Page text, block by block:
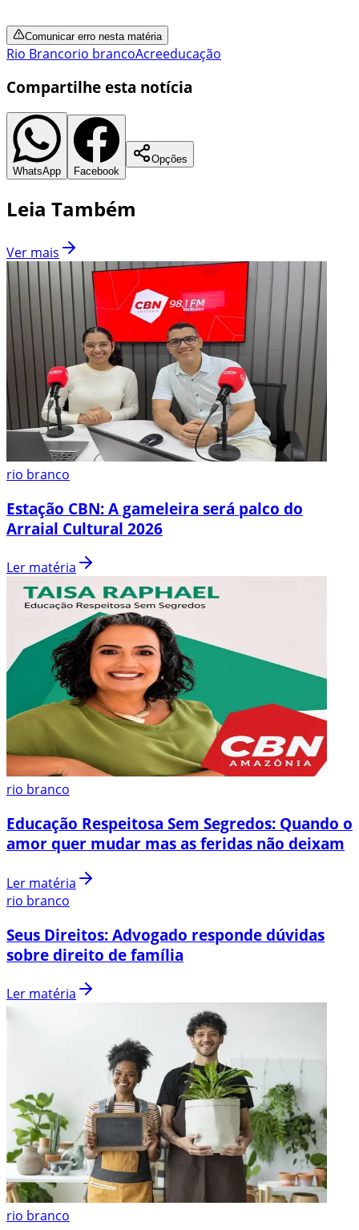
Comunicar erro nesta matéria
Rio Brancorio brancoAcreeducação
Compartilhe esta notícia
WhatsApp Facebook
Opções
Leia Também
Ver mais
rio branco
Estação CBN: A gameleira será palco do
Arraial Cultural 2026
Ler matéria
rio branco
Educação Respeitosa Sem Segredos: Quando o
amor quer mudar mas as feridas não deixam
Ler matéria
rio branco
Seus Direitos: Advogado responde dúvidas
sobre direito de família
Ler matéria
rio branco